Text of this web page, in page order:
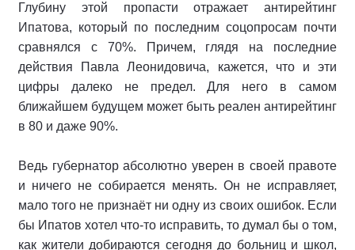
Глубину этой пропасти отражает антирейтинг
Ипатова, который по последним соцопросам почти
сравнялся с 70%. Причем, глядя на последние
действия Павла Леонидовича, кажется, что и эти
цифры далеко не предел. Для него в самом
ближайшем будущем может быть реален антирейтинг
в 80 и даже 90%.
Ведь губернатор абсолютно уверен в своей правоте
и ничего не собирается менять. Он не исправляет,
мало того не признаёт ни одну из своих ошибок. Если
бы Ипатов хотел что-то исправить, то думал бы о том,
как жители добираются сегодня до больниц и школ,